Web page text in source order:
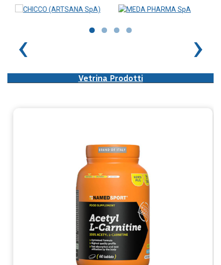
‹ ›
Vetrina Prodotti